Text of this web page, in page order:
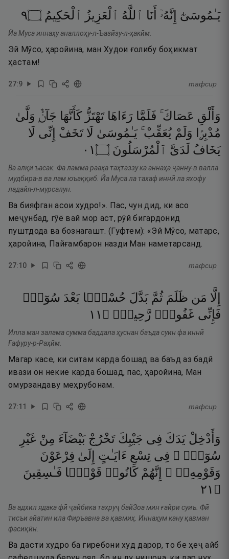
يَـٰمُوسَىٰٓ إِنَّهُۥٓ أَنَا ٱللَّهُ ٱلْعَزِيزُ ٱلْحَكِيمُ ۝٩
Йа Муса иннаҳу аналлоҳу-л-Ъазӣзу-л-ҳакӣм.
Эй Мӯсо, ҳаройина, ман Худои ғолибу боҳикмат
ҳастам!
27:9 тафсир
وَأَلْقِ عَصَاكَ ۚ فَلَمَّا رَءَاهَا تَهْتَزُّ كَأَنَّهَا جَآنٌّۭ وَلَّىٰ
مُدْبِرًۭا
وَلَمْ يُعَقِّبْ ۚ يَـٰمُوسَىٰ لَا تَخَفْ إِنِّى لَا
يَخَافُ لَدَىَّ ٱلْمُرْسَلُونَ ۝١٠
Ва алқи ъасак. Фа ламма рааҳа таҳтаззу ка аннаҳа ҷанну-в валла
мудбира-в ва лам юъаққиб. Йа Муса ла тахаф иннӣ ла яхофу
ладайя-л-мурсалун.
Ва бияфган асои худро!». Пас, чун дид, ки асо
меҷунбад, гӯё вай мор аст, рӯй бигардонид
пуштдода ва бознагашт. (Гуфтем): «Эй Мӯсо, матарс,
ҳаройина, Пайғамбарон назди Ман наметарсанд.
27:10 тафсир
إِلَّا مَن ظَلَمَ ثُمَّ بَدَّلَ حُسْنًۢا بَعْدَ سُوٓءٍۢ
فَإِنِّى غَفُورٌۭ رَّحِيمٌۭ ۝ ١١
Илла ман залама сумма баддала ҳуснан баъда суин фа иннӣ
Ғафуру-р-Раҳӣм.
Магар касе, ки ситам карда бошад ва баъд аз бадӣ
ивази он некие карда бошад, пас, ҳаройина, Ман
омурзандаву меҳрубонам.
27:11 тафсир
وَأَدْخِلْ يَدَكَ فِى جَيْبِكَ تَخْرُجْ بَيْضَآءَ مِنْ غَيْرِ
سُوٓءٍۢ ۖ فِى تِسْعِ ءَايَـٰتٍ إِلَىٰ فِرْعَوْنَ
وَقَوْمِهِۦٓ ۚ إِنَّهُمْ كَانُوا۟ قَوْمًۭا فَـٰسِقِينَ
۝ ١٢
Ва адхил ядака фӣ ҷайбика тахруҷ байЗоа мин ғайри суиъ. Фӣ
тисъи айатин ила Фиръавна ва қавмиҳ. Иннаҳум кану қавман
фасиқӣн.
Ва дасти худро ба гиребони худ дарор, то бе ҳеҷ айб